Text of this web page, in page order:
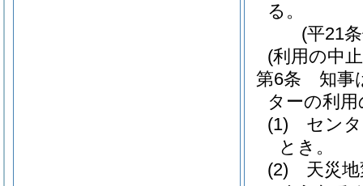
る。
(平21
(利用の中
第6条
知事
ターの利
(1)
セン
とき。
(2)
天災